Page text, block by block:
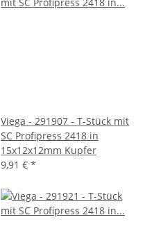
Viega - 291907 - T-Stück mit
SC Profipress 2418 in
15x12x12mm Kupfer
9,91 € *